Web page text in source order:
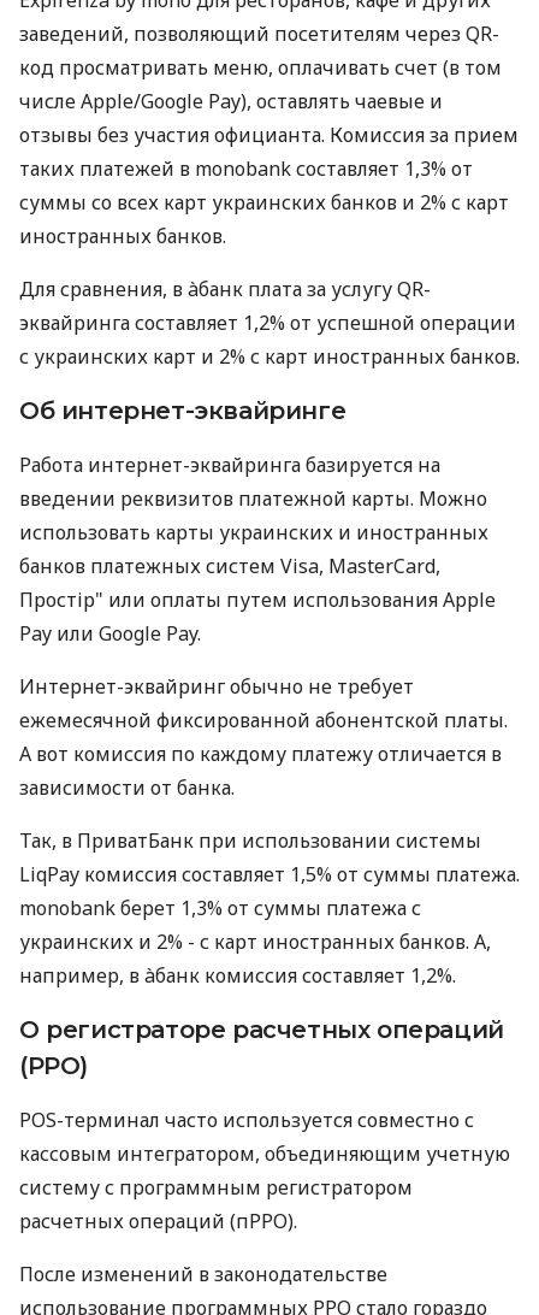
заведений, позволяющий посетителям через QR-
код просматривать меню, оплачивать счет (в том
числе Apple/Google Pay), оставлять чаевые и
отзывы без участия официанта. Комиссия за прием
таких платежей в monobank составляет 1,3% от
суммы со всех карт украинских банков и 2% с карт
иностранных банков.
Для сравнения, в àбанк плата за услугу QR-
эквайринга составляет 1,2% от успешной операции
с украинских карт и 2% с карт иностранных банков.
Об интернет-эквайринге
Работа интернет-эквайринга базируется на
введении реквизитов платежной карты. Можно
использовать карты украинских и иностранных
банков платежных систем Visa, MasterCard,
Простір" или оплаты путем использования Apple
Pay или Google Pay.
Интернет-эквайринг обычно не требует
ежемесячной фиксированной абонентской платы.
А вот комиссия по каждому платежу отличается в
зависимости от банка.
Так, в ПриватБанк при использовании системы
LiqPay комиссия составляет 1,5% от суммы платежа.
monobank берет 1,3% от суммы платежа с
украинских и 2% - с карт иностранных банков. А,
например, в àбанк комиссия составляет 1,2%.
О регистраторе расчетных операций
(РРО)
POS-терминал часто используется совместно с
кассовым интегратором, объединяющим учетную
систему с программным регистратором
расчетных операций (пРРО).
После изменений в законодательстве
использование программных РРО стало гораздо